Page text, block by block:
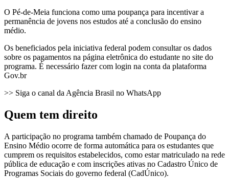
O Pé-de-Meia funciona como uma poupança para incentivar a
permanência de jovens nos estudos até a conclusão do ensino
médio.
Os beneficiados pela iniciativa federal podem consultar os dados
sobre os pagamentos na página eletrônica do estudante no site do
programa. É necessário fazer com login na conta da plataforma
Gov.br
>> Siga o canal da Agência Brasil no WhatsApp
Quem tem direito
A participação no programa também chamado de Poupança do
Ensino Médio ocorre de forma automática para os estudantes que
cumprem os requisitos estabelecidos, como estar matriculado na rede
pública de educação e com inscrições ativas no Cadastro Único de
Programas Sociais do governo federal (CadÚnico).